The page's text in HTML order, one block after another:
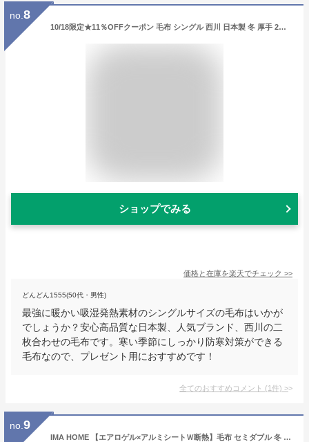
no. 8
10/18限定★11％OFFクーポン 毛布 シングル 西川 日本製 冬 厚手 2枚合わせ 二枚合わせ 2枚合わせ毛布 暖か あったか 秋 ブランケット 洗える ボリューム 吸湿発熱 接触温感 2枚合せ 合せ毛布 合わせ おしゃれ かわいい
ショップでみる
価格と在庫を楽天でチェック >>
どんどん1555(50代・男性)
最強に暖かい吸湿発熱素材のシングルサイズの毛布はいかが
でしょうか？安心高品質な日本製、人気ブランド、西川の二
枚合わせの毛布です。寒い季節にしっかり防寒対策ができる
毛布なので、プレゼント用におすすめです！
全てのおすすめコメント (1件) >
no. 9
IMA HOME 【エアロゲル×アルミシートＷ断熱】毛布 セミダブル 冬 厚手 2枚合わせ 6重保温 ふわふわ あったか毛布 冬用 3重抗菌防臭防ダニ 吸湿発熱 W静電気防止 暖かい 掛け布団 もこもこ 宇宙服素材 軽量 襟付き 洗える 160×200cm ブラック